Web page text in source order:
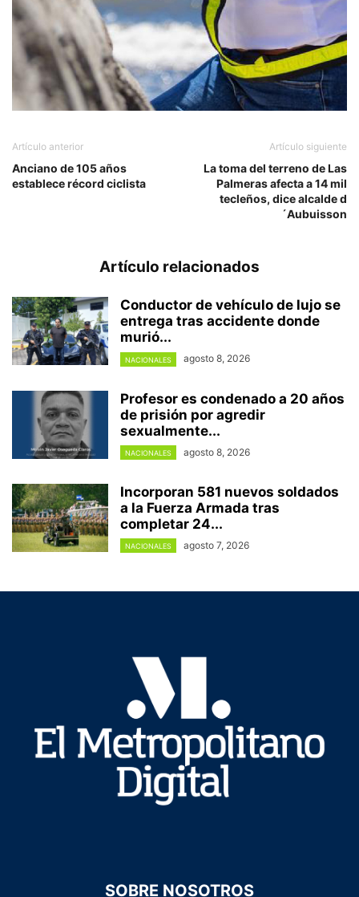
Artículo anterior
Anciano de 105 años
establece récord ciclista
Artículo siguiente
La toma del terreno de Las
Palmeras afecta a 14 mil
tecleños, dice alcalde d
´Aubuisson
Artículo relacionados
Conductor de vehículo de lujo se
entrega tras accidente donde
murió...
NACIONALES agosto 8, 2026
Profesor es condenado a 20 años
de prisión por agredir
sexualmente...
NACIONALES agosto 8, 2026
Incorporan 581 nuevos soldados
a la Fuerza Armada tras
completar 24...
NACIONALES agosto 7, 2026
SOBRE NOSOTROS